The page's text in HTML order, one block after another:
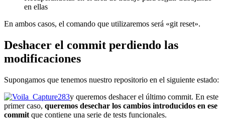
en ellas
En ambos casos, el comando que utilizaremos será «git reset».
Deshacer el commit perdiendo las
modificaciones
Supongamos que tenemos nuestro repositorio en el siguiente estado:
y queremos deshacer el último commit. En este
primer caso, queremos desechar los cambios introducidos en ese
commit que contiene una serie de tests funcionales.